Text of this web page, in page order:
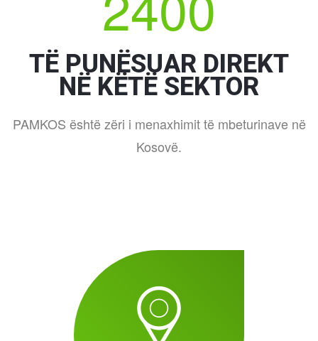
TË PUNËSUAR DIREKT
NË KËTË SEKTOR
PAMKOS është zëri i menaxhimit të mbeturinave në
Kosovë.